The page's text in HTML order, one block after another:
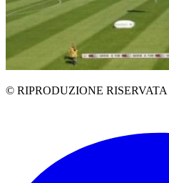
© RIPRODUZIONE RISERVATA